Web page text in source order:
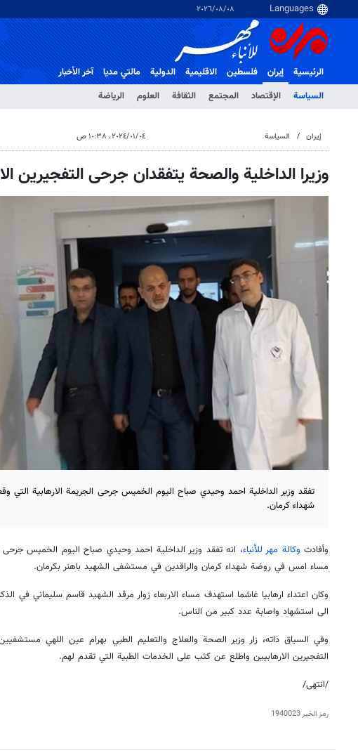
٠٨‏/٠٨‏/٢٠٢٦
الرئيسية
إيران
السياسة
الإقتصاد المجتمع الثقافة العلوم الرياضة
فلسطین الاقلیمیة الدولية مالتي مدیا آخر الأخبار
إيران السياسة ٠٤‏/٠١‏/٢٠٢٤، ١٠:٣٨ ص
وزيرا الداخلية والصحة یتفقدان جرحى التفجيرين
تفقد وزير الداخلية احمد وحيدي صباح اليوم الخميس جرحى الجريمة الارهابية
شهداء كرمان.
وأفادت وكالة مهر للأنباء، انه تفقد وزير الداخلية احمد وحيدي صباح اليوم الخميس جرحى
مساء امس في روضة شهداء كرمان والراقدين في مستشفى الشهيد باهنر بكرمان.
وكان اعتداء ارهابيا غاشما استهدف مساء الاربعاء زوار مرقد الشهيد قاسم سليماني في
الى استشهاد واصابة عدد كبير من الناس.
وفي السياق ذاته، زار وزير الصحة والعلاج والتعليم الطبي بهرام عين اللهي
التفجيرين الارهابيين واطلع عن كثب على الخدمات الطبية التي تقدم لهم.
/انتهی/
رمز الخبر1940023